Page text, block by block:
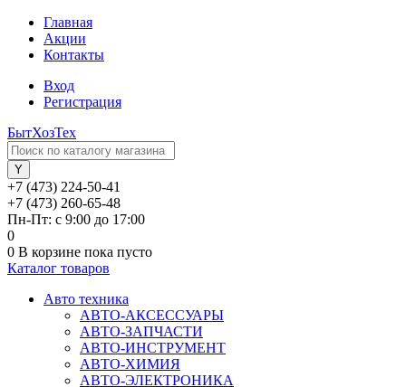
Главная
Акции
Контакты
Вход
Регистрация
БытХозТех
+7 (473) 224-50-41
+7 (473) 260-65-48
Пн-Пт: с 9:00 до 17:00
0
0 В корзине пока пусто
Каталог товаров
Авто техника
АВТО-АКСЕССУАРЫ
АВТО-ЗАПЧАСТИ
АВТО-ИНСТРУМЕНТ
АВТО-ХИМИЯ
АВТО-ЭЛЕКТРОНИКА